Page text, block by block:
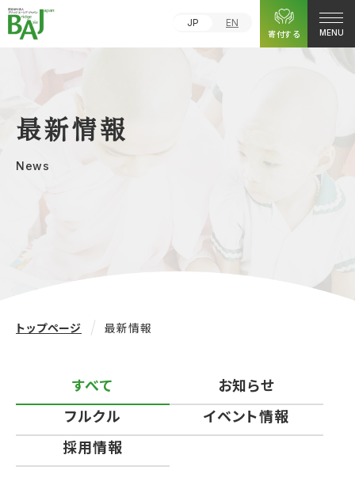
JP
EN
寄付する
MENU
最新情報
News
トップページ 最新情報
すべて
お知らせ
フルクル
イベント情報
採用情報